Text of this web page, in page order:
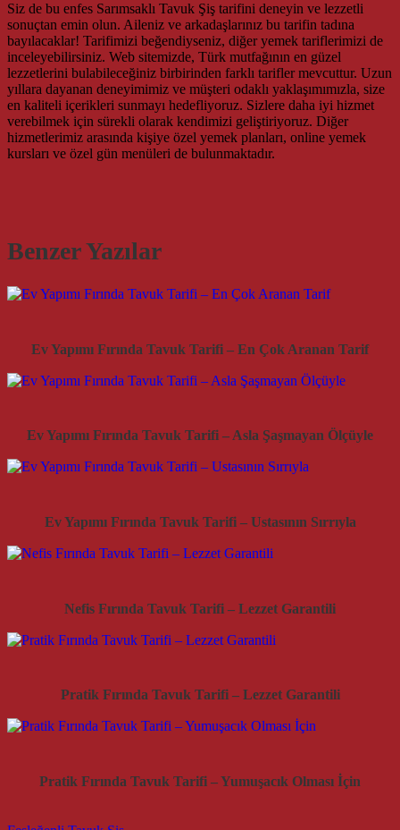
Siz de bu enfes Sarımsaklı Tavuk Şiş tarifini deneyin ve lezzetli
sonuçtan emin olun. Aileniz ve arkadaşlarınız bu tarifin tadına
bayılacaklar! Tarifimizi beğendiyseniz, diğer yemek tariflerimizi de
inceleyebilirsiniz. Web sitemizde, Türk mutfağının en güzel
lezzetlerini bulabileceğiniz birbirinden farklı tarifler mevcuttur. Uzun
yıllara dayanan deneyimimiz ve müşteri odaklı yaklaşımımızla, size
en kaliteli içerikleri sunmayı hedefliyoruz. Sizlere daha iyi hizmet
verebilmek için sürekli olarak kendimizi geliştiriyoruz. Diğer
hizmetlerimiz arasında kişiye özel yemek planları, online yemek
kursları ve özel gün menüleri de bulunmaktadır.
Benzer Yazılar
Ev Yapımı Fırında Tavuk Tarifi – En Çok Aranan Tarif
Ev Yapımı Fırında Tavuk Tarifi – Asla Şaşmayan Ölçüyle
Ev Yapımı Fırında Tavuk Tarifi – Ustasının Sırrıyla
Nefis Fırında Tavuk Tarifi – Lezzet Garantili
Pratik Fırında Tavuk Tarifi – Lezzet Garantili
Pratik Fırında Tavuk Tarifi – Yumuşacık Olması İçin